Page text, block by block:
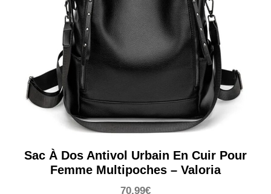
Sac À Dos Antivol Urbain En Cuir Pour
Femme Multipoches – Valoria
70,99€